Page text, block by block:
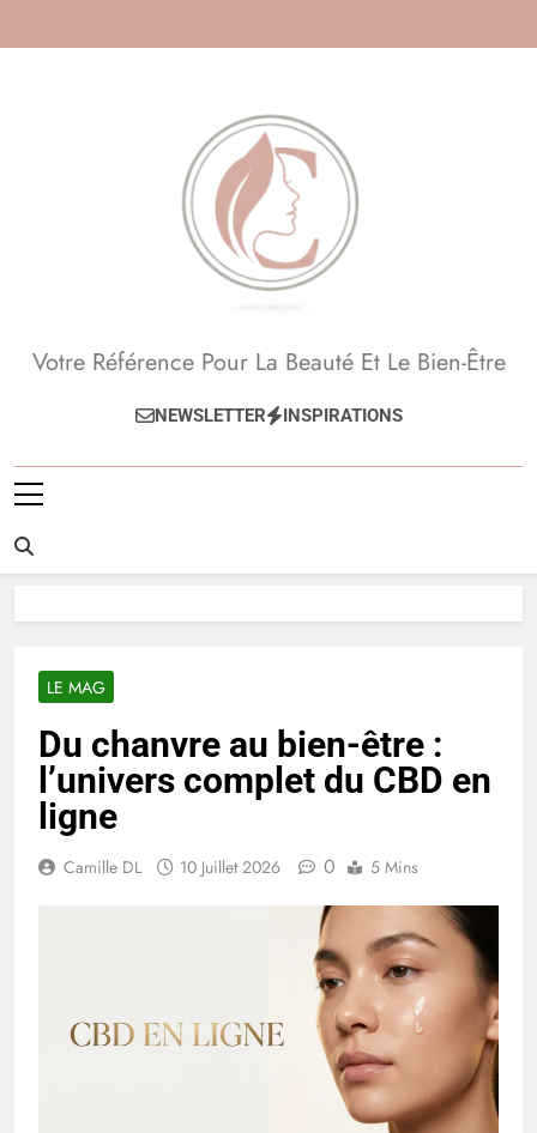
Beauté, Esthétique,
Anti-Âge
Votre Référence Pour La Beauté Et Le Bien-Être
NEWSLETTER INSPIRATIONS
LE MAG
Du chanvre au bien-être :
l’univers complet du CBD en
ligne
Camille DL 10 Juillet 2026 0 5 Mins